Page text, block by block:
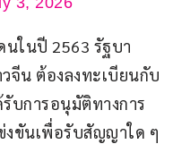
ในปี 2563 รัฐบา
จีน ต้องลงทะเบียนกับ
บการอนุมัติทางการ
งขันเพื่อรับสัญญาใด ๆ